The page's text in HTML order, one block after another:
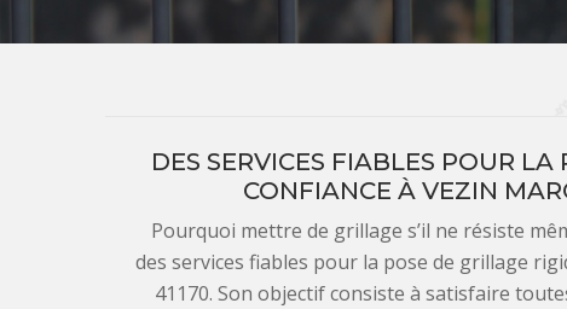
DES SERVICES FIABLES POUR
CONFIANCE À VEZIN
Pourquoi mettre de grillage s’il ne résiste
des services fiables pour la pose de grillage
41170. Son objectif consiste à satisfaire